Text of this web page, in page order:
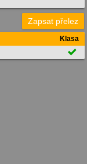
Zapsat přelez
Klasa
